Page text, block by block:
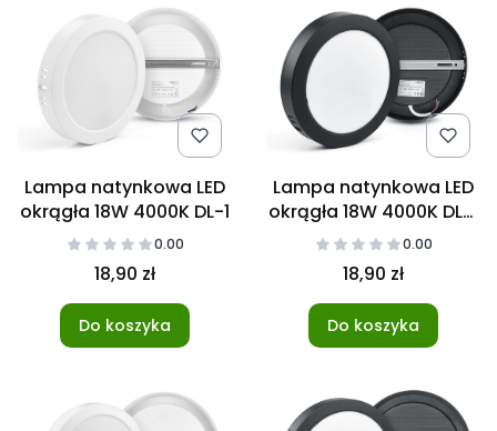
Lampa natynkowa LED
okrągła 18W 4000K DL-1
0.00
18,90 zł
Do koszyka
Lampa natynkowa LED
okrągła 18W 4000K DL-1
czarna0.00
18,90 zł
Do koszyka